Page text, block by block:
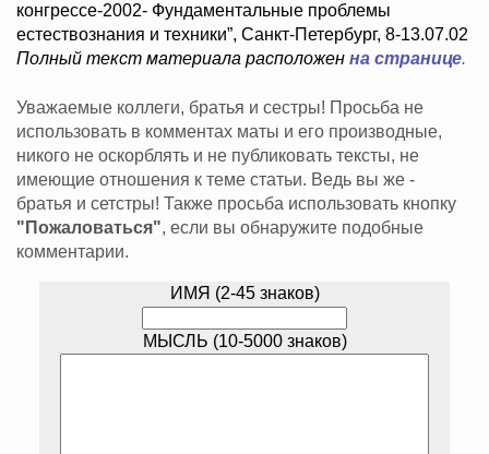
конгрессе-2002- Фундаментальные проблемы
естествознания и техники”, Санкт-Петербург, 8-13.07.02
Полный текст материала расположен на странице.
Уважаемые коллеги, братья и сестры! Просьба не
использовать в комментах маты и его производные,
никого не оскорблять и не публиковать тексты, не
имеющие отношения к теме статьи. Ведь вы же -
братья и сетстры! Также просьба использовать кнопку
"Пожаловаться", если вы обнаружите подобные
комментарии.
ИМЯ (2-45 знаков)
МЫСЛЬ (10-5000 знаков)